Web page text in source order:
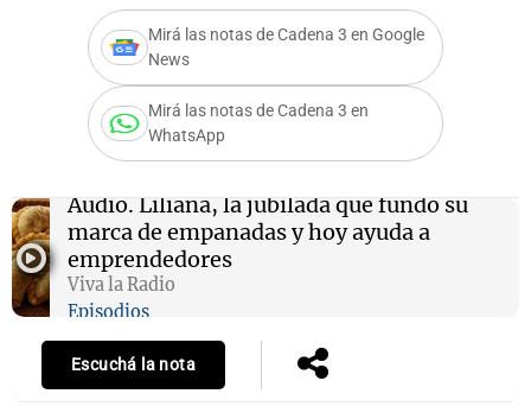
Mirá las notas de Cadena 3 en Google
News
Mirá las notas de Cadena 3 en
WhatsApp
Audio. Liliana, la jubilada que fundó su
marca de empanadas y hoy ayuda a
emprendedores
Viva la Radio
Episodios
Escuchá la nota